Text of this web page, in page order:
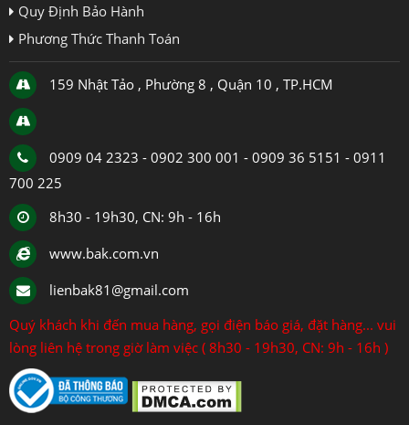
Quy Định Bảo Hành
Phương Thức Thanh Toán
159 Nhật Tảo , Phường 8 , Quận 10 , TP.HCM
0909 04 2323 - 0902 300 001 - 0909 36 5151 - 0911
700 225
8h30 - 19h30, CN: 9h - 16h
www.bak.com.vn
lienbak81@gmail.com
Quý khách khi đến mua hàng, gọi điện báo giá, đặt hàng... vui
lòng liên hệ trong giờ làm việc ( 8h30 - 19h30, CN: 9h - 16h )